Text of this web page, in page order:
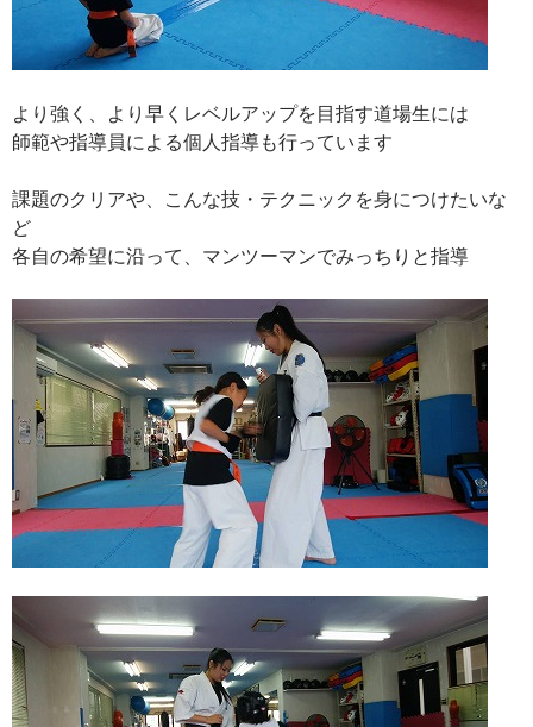
より強く、より早くレベルアップを目指す道場生には
師範や指導員による個人指導も行っています
課題のクリアや、こんな技・テクニックを身につけたいな
ど
各自の希望に沿って、マンツーマンでみっちりと指導